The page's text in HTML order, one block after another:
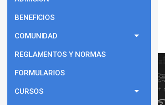
BENEFICIOS
COMUNIDAD
REGLAMENTOS Y NORMAS
FORMULARIOS
CURSOS